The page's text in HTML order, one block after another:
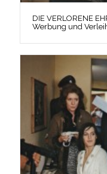
DIE VERLORENE
Werbung und